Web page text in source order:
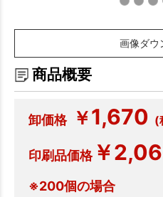
画像ダウ
商品概要
卸価格 ￥1,670 (
印刷品価格￥
※200個の場合